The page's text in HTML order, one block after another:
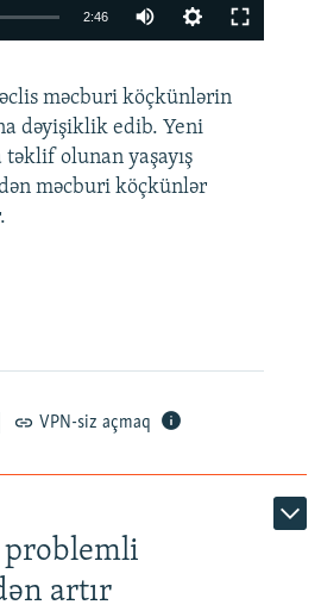
360p 480p
1080p
2:46
360p
480p
720p
məcburi köçkünlərin
dəyişiklik edib. Yeni
olunan yaşayış
məcburi köçkünlər
VPN-siz açmaq
problemli
artır